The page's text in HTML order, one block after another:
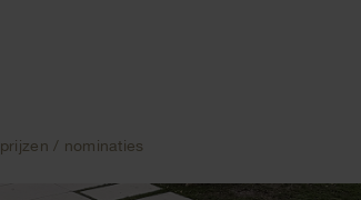
prijzen / nominaties